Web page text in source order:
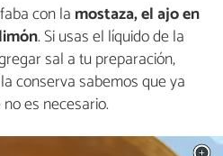
con lamostaza, el ajo en
. Si usas el líquido de la
sal a tu preparación,
conserva sabemos que ya
es necesario.